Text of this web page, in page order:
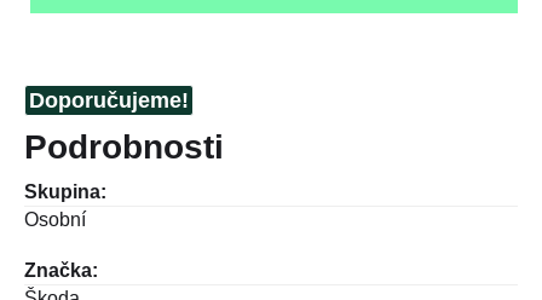
Doporučujeme!
Podrobnosti
Skupina:
Osobní
Značka: